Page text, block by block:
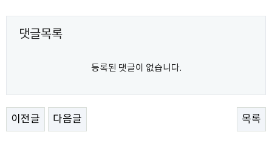
댓글목록
등록된 댓글이 없습니다.
이전글 다음글 목록